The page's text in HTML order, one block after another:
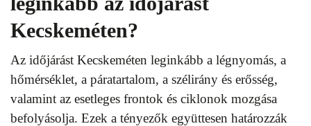
Kecskeméten?
Az időjárást Kecskeméten leginkább a légnyomás, a
hőmérséklet, a páratartalom, a szélirány és erősség,
valamint az esetleges frontok és ciklonok mozgása
befolyásolja. Ezek a tényezők együttesen határozzák